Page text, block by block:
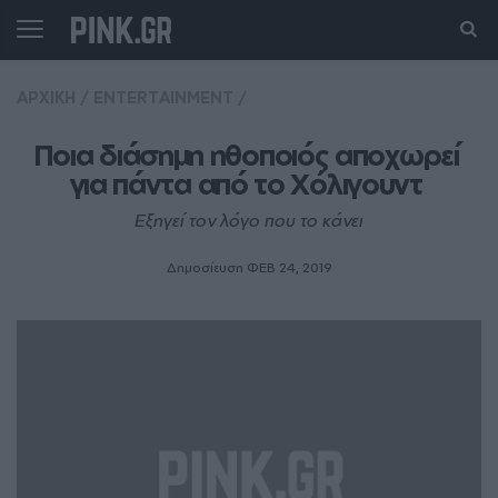
Ποια διάσημη ηθοποιός αποχωρεί
για πάντα από το Χόλιγουντ
Εξηγεί τον λόγο που το κάνει
Δημοσίευση ΦΕΒ 24, 2019